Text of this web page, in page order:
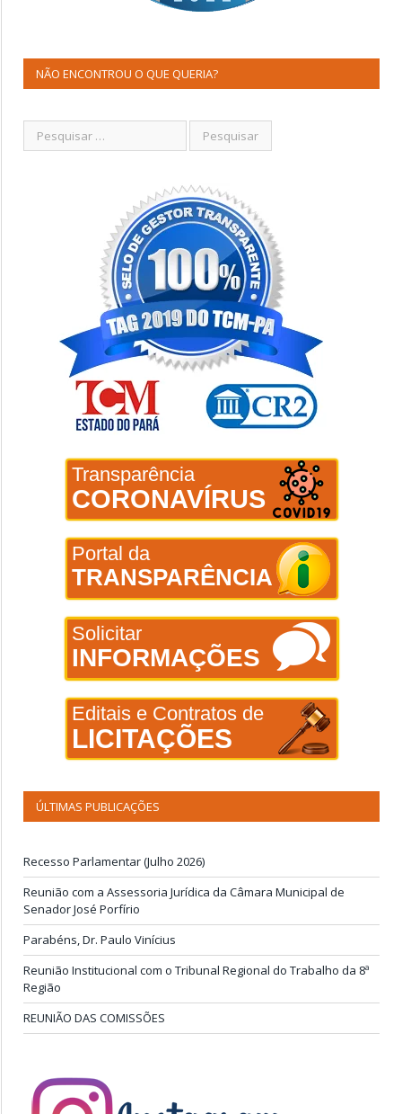
NÃO ENCONTROU O QUE QUERIA?
Transparência
CORONAVÍRUS
Portal da
TRANSPARÊNCIA
Solicitar
INFORMAÇÕES
Editais e Contratos de
LICITAÇÕES
ÚLTIMAS PUBLICAÇÕES
Recesso Parlamentar (Julho 2026)
Reunião com a Assessoria Jurídica da Câmara Municipal de
Senador José Porfírio
Parabéns, Dr. Paulo Vinícius
Reunião Institucional com o Tribunal Regional do Trabalho da 8ª
Região
REUNIÃO DAS COMISSÕES